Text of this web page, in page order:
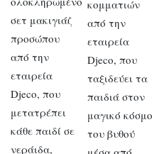
σετ μακιγιάζ
προσώπου
από την
εταιρεία
Djeco, που
μετατρέπει
κάθε παιδί σε
νεράιδα,
κομματιών
από την
εταιρεία
Djeco, που
ταξιδεύει τα
παιδιά στον
μαγικό κόσμο
του βυθού